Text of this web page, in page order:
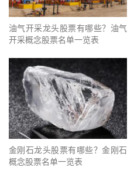
油气开采龙头股票有哪些？油气
开采概念股票名单一览表
金刚石龙头股票有哪些？金刚石
概念股票名单一览表